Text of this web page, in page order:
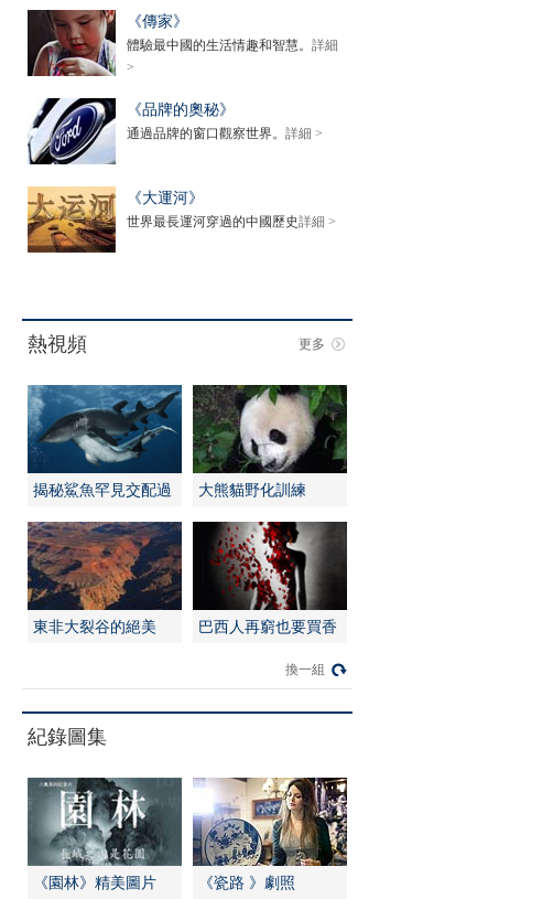
《傳家》
體驗最中國的生活情趣和智慧。 詳細
>
《品牌的奧秘》
通過品牌的窗口觀察世界。 詳細 >
《大運河》
世界最長運河穿過的中國歷史詳細 >
熱視頻 更多
揭秘鯊魚罕見交配過
程
大熊貓野化訓練
東非大裂谷的絕美
巴西人再窮也要買香
換一組
紀錄圖集
《園林》精美圖片 《瓷路 》劇照